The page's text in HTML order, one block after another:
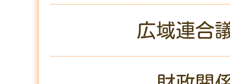
広域連合